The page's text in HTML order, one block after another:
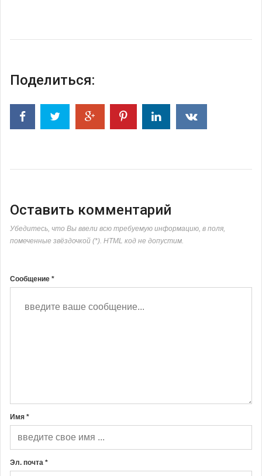
Поделиться:
Оставить комментарий
Убедитесь, что Вы ввели всю требуемую информацию, в поля,
помеченные звёздочкой (*). HTML код не допустим.
Сообщение *
Имя *
Эл. почта *